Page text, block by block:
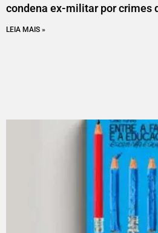
condena ex-militar por crimes
LEIA MAIS »